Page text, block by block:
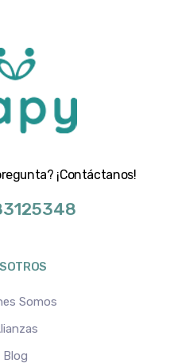
¡Contáctanos!
Somos
Blog